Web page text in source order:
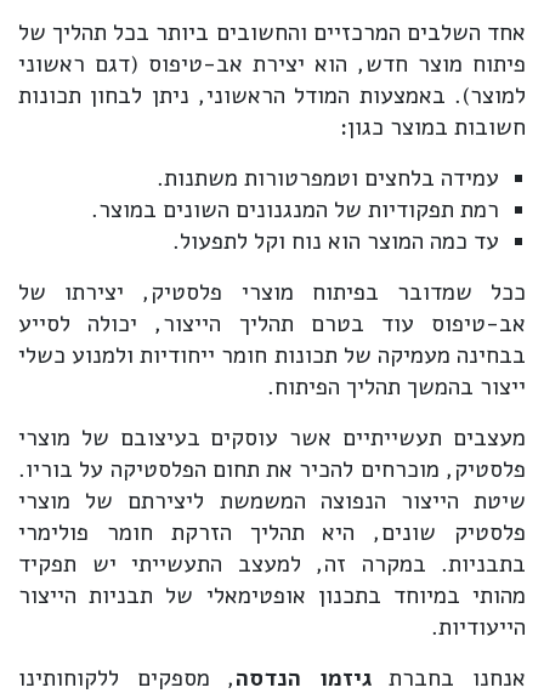
אחד השלבים המרכזיים והחשובים ביותר בכל תהליך של
פיתוח מוצר חדש, הוא יצירת אב-טיפוס (דגם ראשוני
למוצר). באמצעות המודל הראשוני, ניתן לבחון תכונות
חשובות במוצר כגון:
עמידה בלחצים וטמפרטורות משתנות.
רמת תפקודיות של המנגנונים השונים במוצר.
עד כמה המוצר הוא נוח וקל לתפעול.
ככל שמדובר בפיתוח מוצרי פלסטיק, יצירתו של
אב-טיפוס עוד בטרם תהליך הייצור, יכולה לסייע
בבחינה מעמיקה של תכונות חומר ייחודיות ולמנוע כשלי
ייצור בהמשך תהליך הפיתוח.
מעצבים תעשייתיים אשר עוסקים בעיצובם של מוצרי
פלסטיק, מוכרחים להכיר את תחום הפלסטיקה על בוריו.
שיטת הייצור הנפוצה המשמשת ליצירתם של מוצרי
פלסטיק שונים, היא תהליך הזרקת חומר פולימרי
בתבניות. במקרה זה, למעצב התעשייתי יש תפקיד
מהותי במיוחד בתכנון אופטימאלי של תבניות הייצור
הייעודיות.
אנחנו בחברתגיזמו הנדסה, מספקים ללקוחותינו